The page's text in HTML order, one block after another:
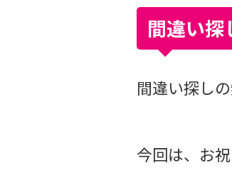
間違い
間違い探し
今回は、お